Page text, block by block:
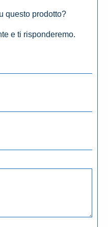
questo prodotto?
e ti risponderemo.